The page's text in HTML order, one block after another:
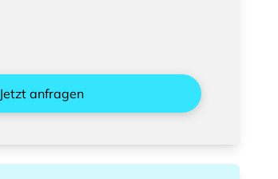
Jetzt anfragen